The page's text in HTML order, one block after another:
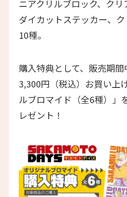
ニアクリルブロック、クリ
ダイカットステッカー、
10種。
購入特典として、販売期
3,300円（税込）お買い上
ルブロマイド（全6種）」
レゼント！